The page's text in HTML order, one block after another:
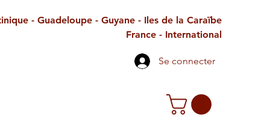
- Guadeloupe - Guyane - Iles de la Caraïbe
France - International
Se connecter